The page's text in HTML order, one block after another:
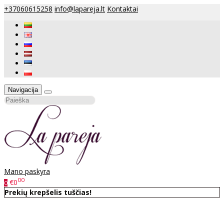
+37060615258 info@lapareja.lt Kontaktai
Navigacija
Mano paskyra
0 €000
Prekių krepšelis tuščias!